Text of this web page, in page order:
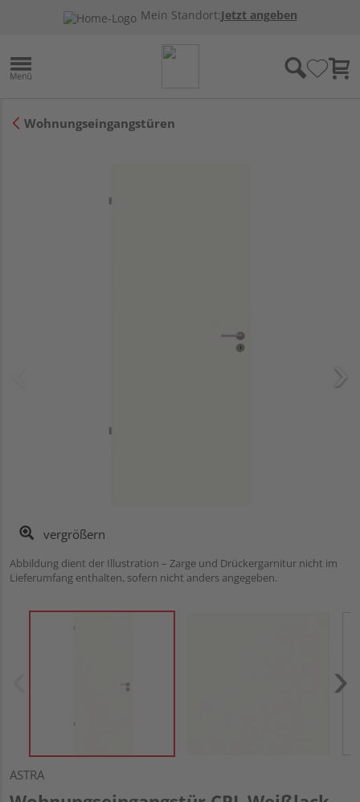
Mein Standort:Jetzt angeben
Wohnungseingangstüren
vergrößern
Abbildung dient der Illustration – Zarge und Drückergarnitur nicht im
Lieferumfang enthalten, sofern nicht anders angegeben.
ASTRA